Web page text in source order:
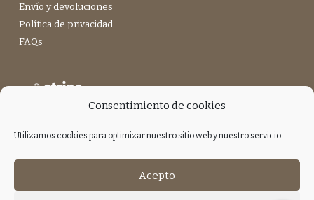
Consentimiento de cookies
Utilizamos cookies para optimizar nuestro sitio web y nuestro servicio.
Acepto
Envío y devoluciones
Política de privacidad
FAQs